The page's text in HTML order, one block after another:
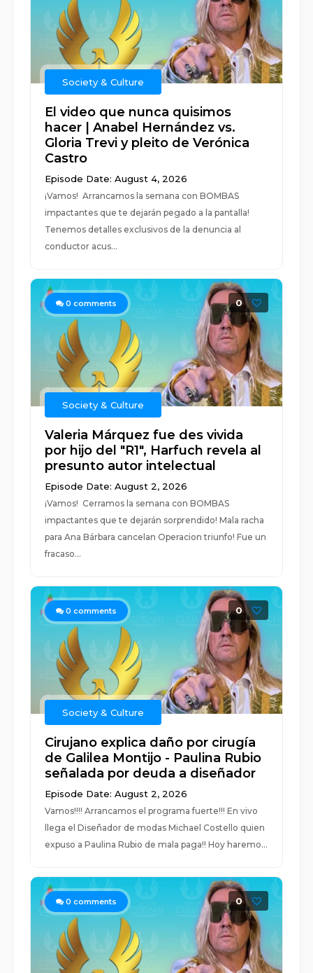
Society & Culture
El video que nunca quisimos
hacer | Anabel Hernández vs.
Gloria Trevi y pleito de Verónica
Castro
Episode Date: August 4, 2026
¡Vamos! Arrancamos la semana con BOMBAS
impactantes que te dejarán pegado a la pantalla!
Tenemos detalles exclusivos de la denuncia al
conductor acus...
0 comments 0
Society & Culture
Valeria Márquez fue des vivida
por hijo del "R1", Harfuch revela al
presunto autor intelectual
Episode Date: August 2, 2026
¡Vamos! Cerramos la semana con BOMBAS
impactantes que te dejarán sorprendido! Mala racha
para Ana Bárbara cancelan Operacion triunfo! Fue un
fracaso...
0 comments 0
Society & Culture
Cirujano explica daño por cirugía
de Galilea Montijo - Paulina Rubio
señalada por deuda a diseñador
Episode Date: August 2, 2026
Vamos!!!! Arrancamos el programa fuerte!!! En vivo
llega el Diseñador de modas Michael Costello quien
expuso a Paulina Rubio de mala paga!! Hoy haremo...
0 comments 0